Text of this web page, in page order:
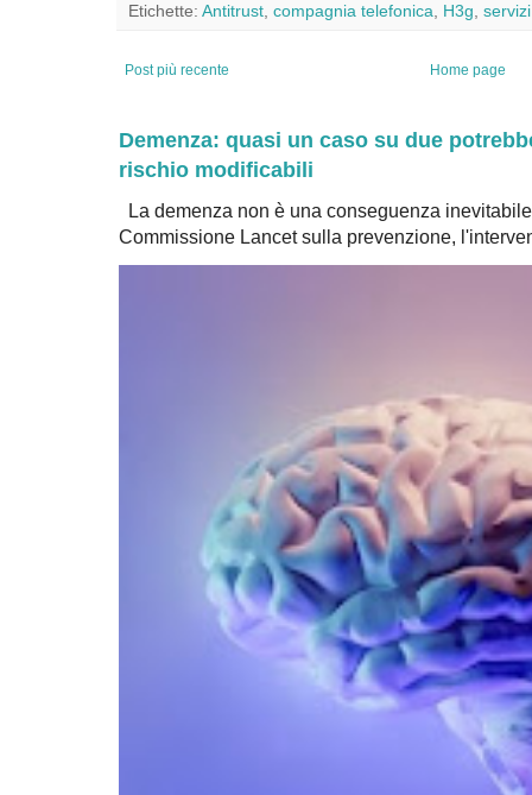
Etichette: Antitrust compagnia telefonica H3g
Post più recente Home page
Demenza: quasi un caso su due
rischio modificabili
La demenza non è una conseguenza
Commissione Lancet sulla prevenzione,